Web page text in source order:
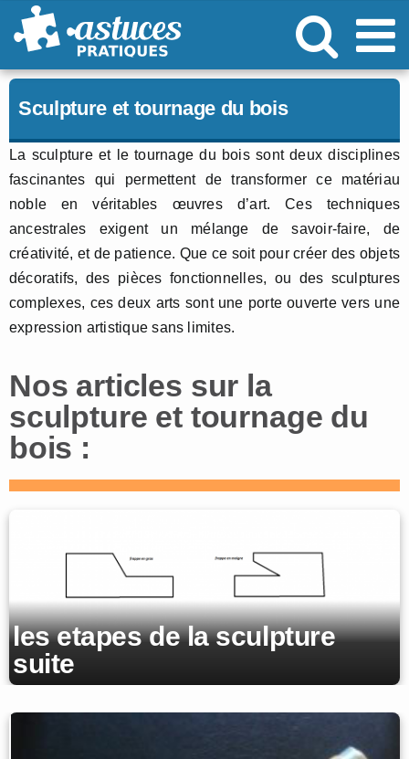
Passer
au
Sculpture et tournage du bois
La sculpture et le tournage du bois sont deux disciplines
fascinantes qui permettent de transformer ce matériau
noble en véritables œuvres d’art. Ces techniques
ancestrales exigent un mélange de savoir-faire, de
créativité, et de patience. Que ce soit pour créer des objets
décoratifs, des pièces fonctionnelles, ou des sculptures
complexes, ces deux arts sont une porte ouverte vers une
expression artistique sans limites.
Nos articles sur la
sculpture et tournage du
bois :
les etapes de la sculpture
suite